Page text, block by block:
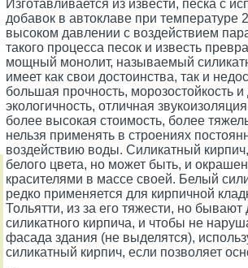
Изготавливается из извести, песка с
добавок в автоклаве при температуре
высоком давлении с воздействием
такого процесса песок и известь
мощный монолит, называемый
имеет как свои достоинства, так и
большая прочность, морозостойкость и
экологичность, отличная
более высокая стоимость, более
нельзя применять в строениях
воздействию воды. Силикатный
белого цвета, но может быть, и
красителями в массе своей. Белый
редко применяется для кирпичной
Тольятти, из за его тяжести, но бывают
силикатного кирпича, и чтобы не
фасада здания (не выделятся),
силикатный кирпич, если позволяет